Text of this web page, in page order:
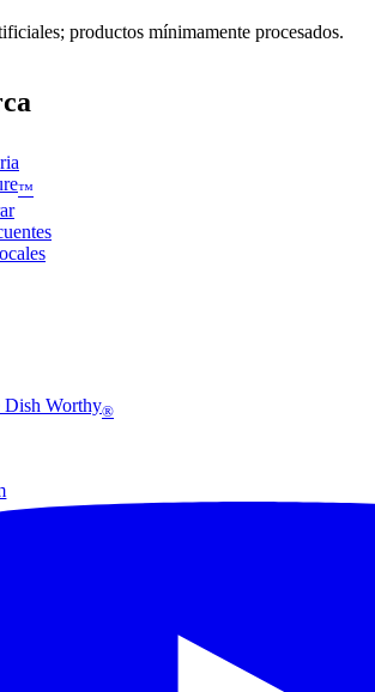
productos mínimamente procesados.
™
Dish Worthy®